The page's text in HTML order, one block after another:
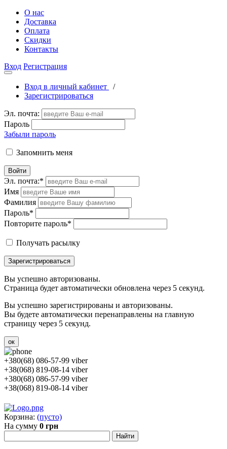
О нас
Доставка
Оплата
Скидки
Контакты
Вход Регистрация
Вход в личный кабинет
/
Зарегистрироваться
Эл. почта:
Пароль
Забыли пароль
Запомнить меня
Войти
Эл. почта:*
Имя
Фамилия
Пароль*
Повторите пароль*
Получать расылку
Зарегистрироваться
Вы успешно авторизованы.
Страница будет автоматически обновлена через 5 секунд.
Вы успешно зарегистрированы и авторизованы.
Вы будете автоматически перенаправлены на главную
страницу через 5 секунд.
ок
+380(68) 086-57-99 viber
+38(068) 819-08-14 viber
+380(68) 086-57-99 viber
+38(068) 819-08-14 viber
Корзина: (пусто)
На сумму 0 грн